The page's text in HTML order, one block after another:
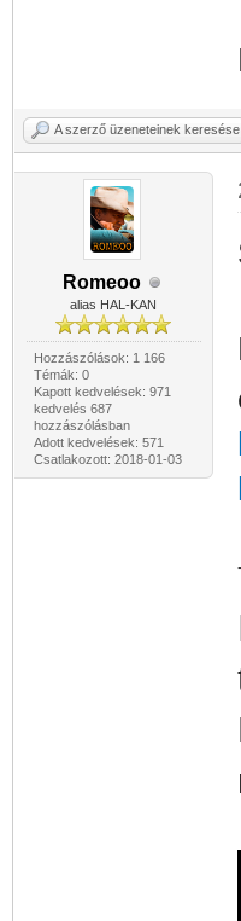
A szerző üzeneteinek keresése
Romeoo
alias HAL-KAN
Hozzászólások: 1 166
Témák: 0
Kapott kedvelések: 971
kedvelés 687
hozzászólásban
Adott kedvelések: 571
Csatlakozott: 2018-01-03